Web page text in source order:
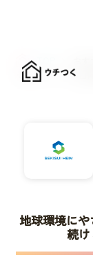
TOP
お
セキスイハイム山
地球環境に
続け